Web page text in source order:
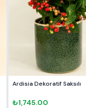
Ardisia Dekoratif Saksılı
₺1,745.00